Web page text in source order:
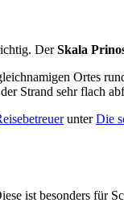
DerSkala
Ortes
Strand sehr flach
unterDie
ist besonders für